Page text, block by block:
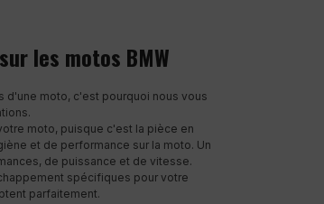
les motos BMW
moto, c'est pourquoi nous vous
moto, puisque c'est la pièce en
et de performance sur la moto. Un
de puissance et de vitesse.
spécifiques pour votre
parfaitement.